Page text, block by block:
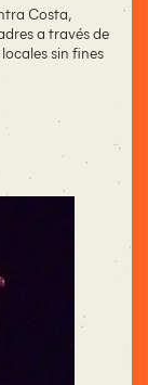
Costa,
a través de
sin fines